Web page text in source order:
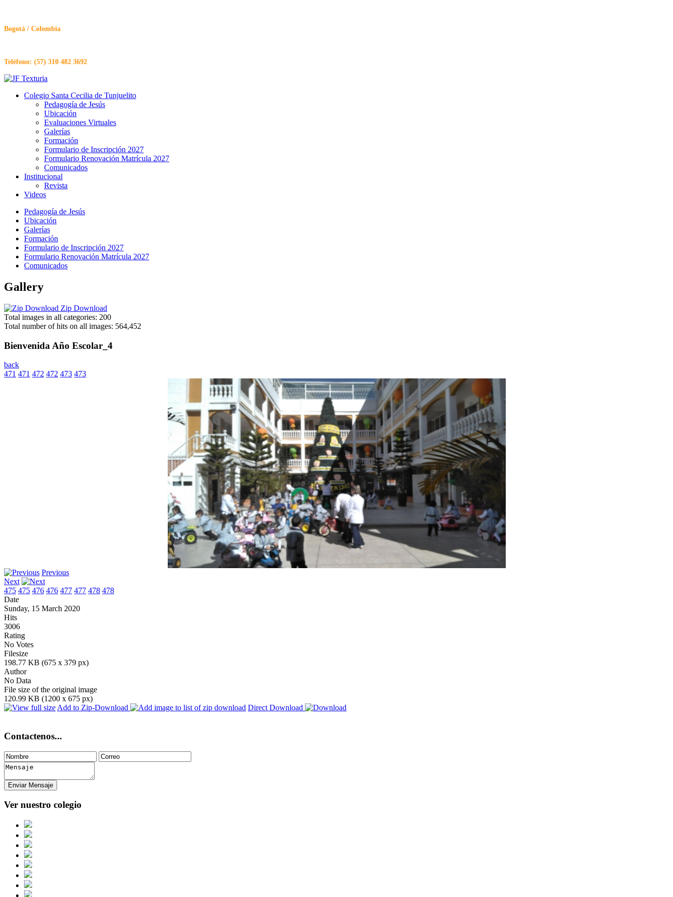
Bogotá / Colombia
Teléfono: (57) 310 482 3692
Colegio Santa Cecilia de Tunjuelito
Pedagogía de Jesús
Ubicación
Evaluaciones Virtuales
Galerías
Formación
Formulario de Inscripción 2027
Formulario Renovación Matrícula 2027
Comunicados
Institucional
Revista
Videos
Pedagogía de Jesús
Ubicación
Galerías
Formación
Formulario de Inscripción 2027
Formulario Renovación Matrícula 2027
Comunicados
Gallery
Zip Download
Total images in all categories: 200
Total number of hits on all images: 564,452
Bienvenida Año Escolar_4
back
471 471 472 472 473 473
Previous
Next
475 475 476 476 477 477 478 478
Date
Sunday, 15 March 2020
Hits
3006
Rating
No Votes
Filesize
198.77 KB (675 x 379 px)
Author
No Data
File size of the original image
120.99 KB (1200 x 675 px)
Add to Zip-Download
Direct Download
Contactenos...
Ver nuestro colegio